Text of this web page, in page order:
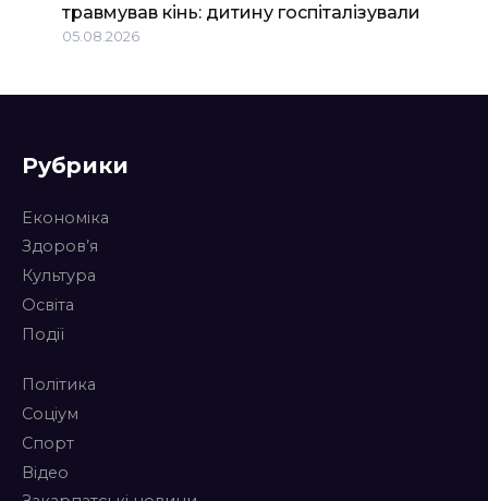
травмував кінь: дитину госпіталізували
05.08.2026
Рубрики
Економіка
Здоров’я
Культура
Освіта
Події
Політика
Соціум
Спорт
Відео